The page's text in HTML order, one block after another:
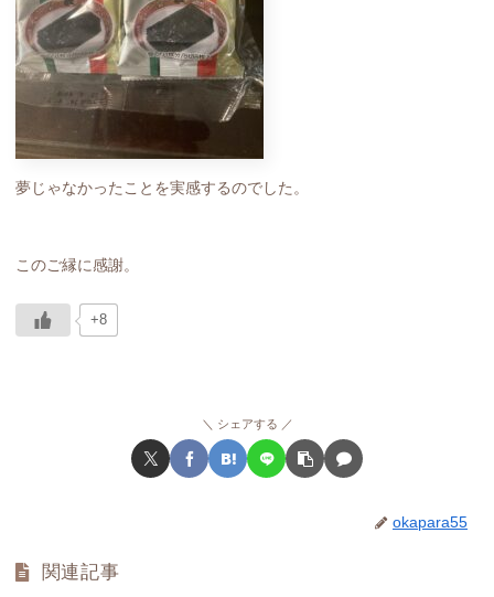
夢じゃなかったことを実感するのでした。
このご縁に感謝。
+8
シェアする
okapara55
関連記事